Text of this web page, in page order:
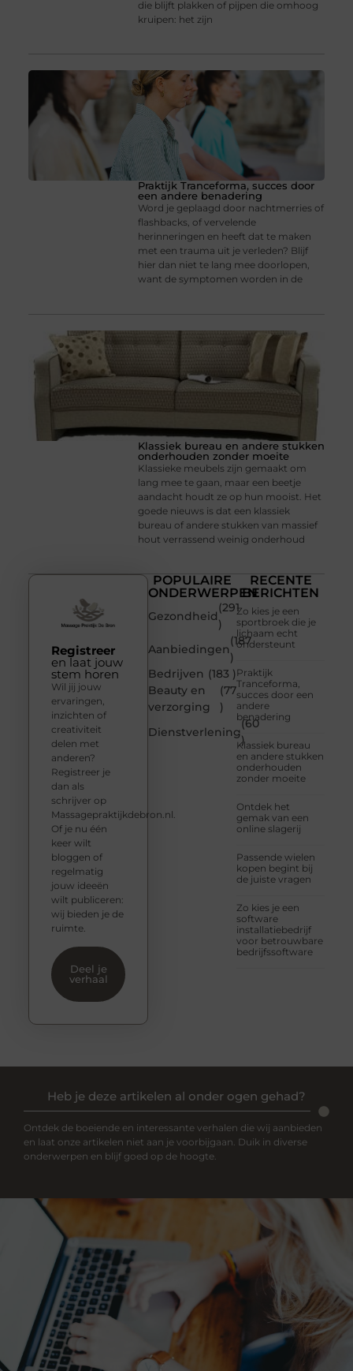
die blijft plakken of pijpen die omhoog
kruipen: het zijn
Praktijk Tranceforma, succes door
een andere benadering
Word je geplaagd door nachtmerries of
flashbacks, of vervelende
herinneringen en heeft dat te maken
met een trauma uit je verleden? Blijf
hier dan niet te lang mee doorlopen,
want de symptomen worden in de
Klassiek bureau en andere stukken
onderhouden zonder moeite
Klassieke meubels zijn gemaakt om
lang mee te gaan, maar een beetje
aandacht houdt ze op hun mooist. Het
goede nieuws is dat een klassiek
bureau of andere stukken van massief
hout verrassend weinig onderhoud
POPULAIRE
ONDERWERPEN
Gezondheid
(291
)
Aanbiedingen
(187
)
Bedrijven (183 )
Beauty en
verzorging
(77
)
Dienstverlening
(60
)
RECENTE
BERICHTEN
Zo kies je een
sportbroek die je
lichaam echt
ondersteunt
Praktijk
Tranceforma,
succes door een
andere
benadering
Klassiek bureau
en andere stukken
onderhouden
zonder moeite
Ontdek het
gemak van een
online slagerij
Passende wielen
kopen begint bij
de juiste vragen
Zo kies je een
software
installatiebedrijf
voor betrouwbare
bedrijfssoftware
Registreer
en laat jouw
stem horen
Wil jij jouw
ervaringen,
inzichten of
creativiteit
delen met
anderen?
Registreer je
dan als
schrijver op
Massagepraktijkdebron.nl.
Of je nu één
keer wilt
bloggen of
regelmatig
jouw ideeën
wilt publiceren:
wij bieden je de
ruimte.
Deel je
verhaal
Heb je deze artikelen al onder ogen gehad?
Ontdek de boeiende en interessante verhalen die wij aanbieden
en laat onze artikelen niet aan je voorbijgaan. Duik in diverse
onderwerpen en blijf goed op de hoogte.